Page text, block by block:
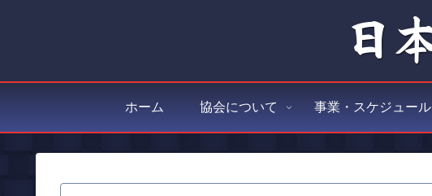
ホーム 協会について 事業・スケジュール